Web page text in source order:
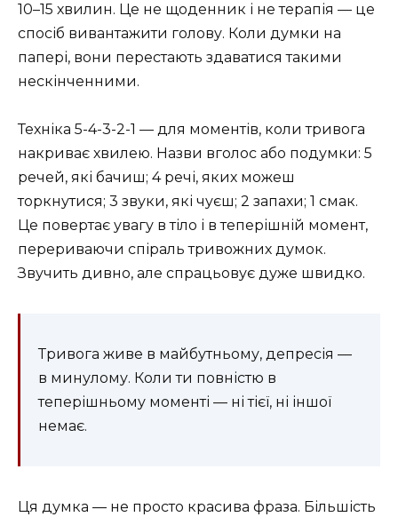
10–15 хвилин. Це не щоденник і не терапія — це
спосіб вивантажити голову. Коли думки на
папері, вони перестають здаватися такими
нескінченними.
Техніка 5-4-3-2-1 — для моментів, коли тривога
накриває хвилею. Назви вголос або подумки: 5
речей, які бачиш; 4 речі, яких можеш
торкнутися; 3 звуки, які чуєш; 2 запахи; 1 смак.
Це повертає увагу в тіло і в теперішній момент,
перериваючи спіраль тривожних думок.
Звучить дивно, але спрацьовує дуже швидко.
Тривога живе в майбутньому, депресія —
в минулому. Коли ти повністю в
теперішньому моменті — ні тієї, ні іншої
немає.
Ця думка — не просто красива фраза. Більшість